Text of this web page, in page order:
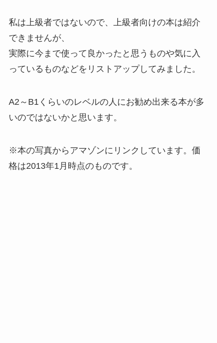
私は上級者ではないので、上級者向けの本は紹介
できませんが、
実際に今まで使って良かったと思うものや気に入
っているものなどをリストアップしてみました。
A2～B1くらいのレベルの人にお勧め出来る本が多
いのではないかと思います。
※本の写真からアマゾンにリンクしています。価
格は2013年1月時点のものです。